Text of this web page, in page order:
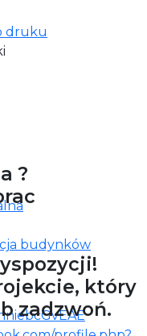
druku
budynków
?
który
zadzwoń.